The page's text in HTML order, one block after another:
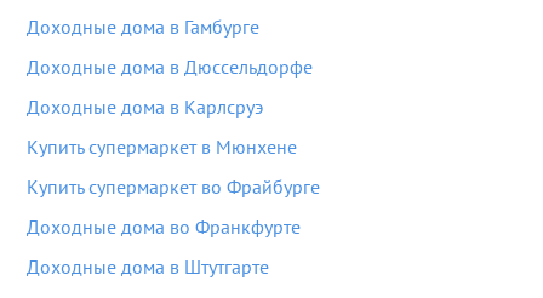
Доходные дома в Гамбурге
Доходные дома в Дюссельдорфе
Доходные дома в Карлсруэ
Купить супермаркет в Мюнхене
Купить супермаркет во Фрайбурге
Доходные дома во Франкфурте
Доходные дома в Штутгарте